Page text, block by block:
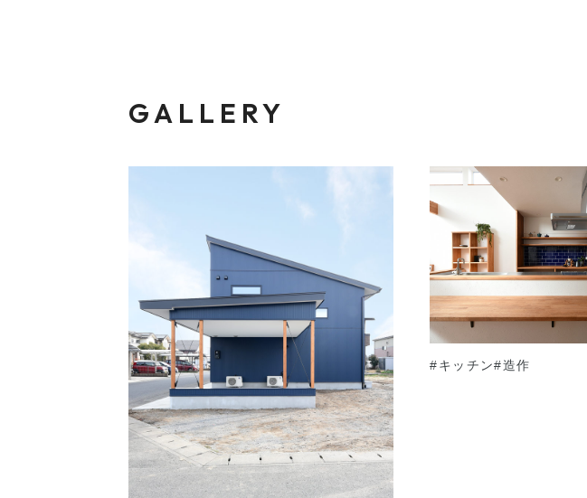
GALLERY
#キッチン#造作